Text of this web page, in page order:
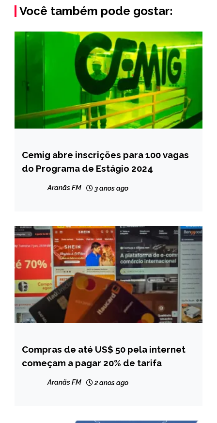
Você também pode gostar:
CAPELINHA
MINAS
Cemig abre inscrições para 100 vagas
do Programa de Estágio 2024
Aranãs FM 3 anos ago
BRASIL
NOTÍCIAS
Compras de até US$ 50 pela internet
começam a pagar 20% de tarifa
Aranãs FM 2 anos ago